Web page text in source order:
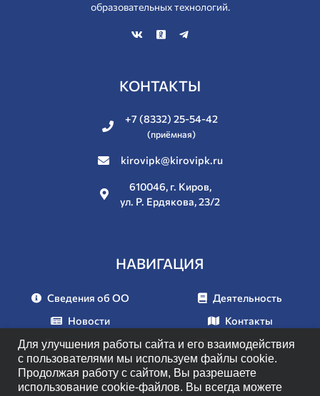
образовательных технологий.
КОНТАКТЫ
+7 (8332) 25-54-42
(приёмная)
kirovipk@kirovipk.ru
610046, г. Киров,
ул. Р. Ердякова, 23/2
НАВИГАЦИЯ
Сведения об ОО
Новости
Документы
Деятельность
Контакты
Мероприятия
Для улучшения работы сайта и его взаимодействия
с пользователями мы используем файлы cookie.
Продолжая работу с сайтом, Вы разрешаете
использование cookie-файлов. Вы всегда можете